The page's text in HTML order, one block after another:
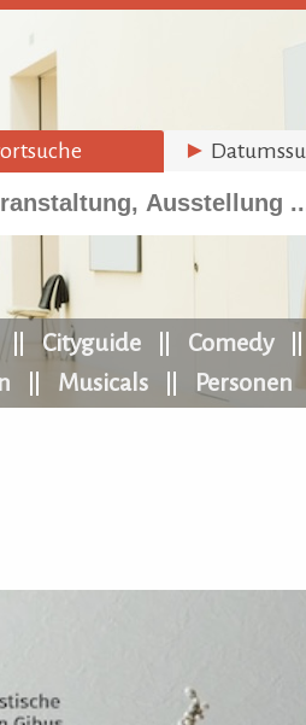
►
Cityguide Comedy
Musicals Personen